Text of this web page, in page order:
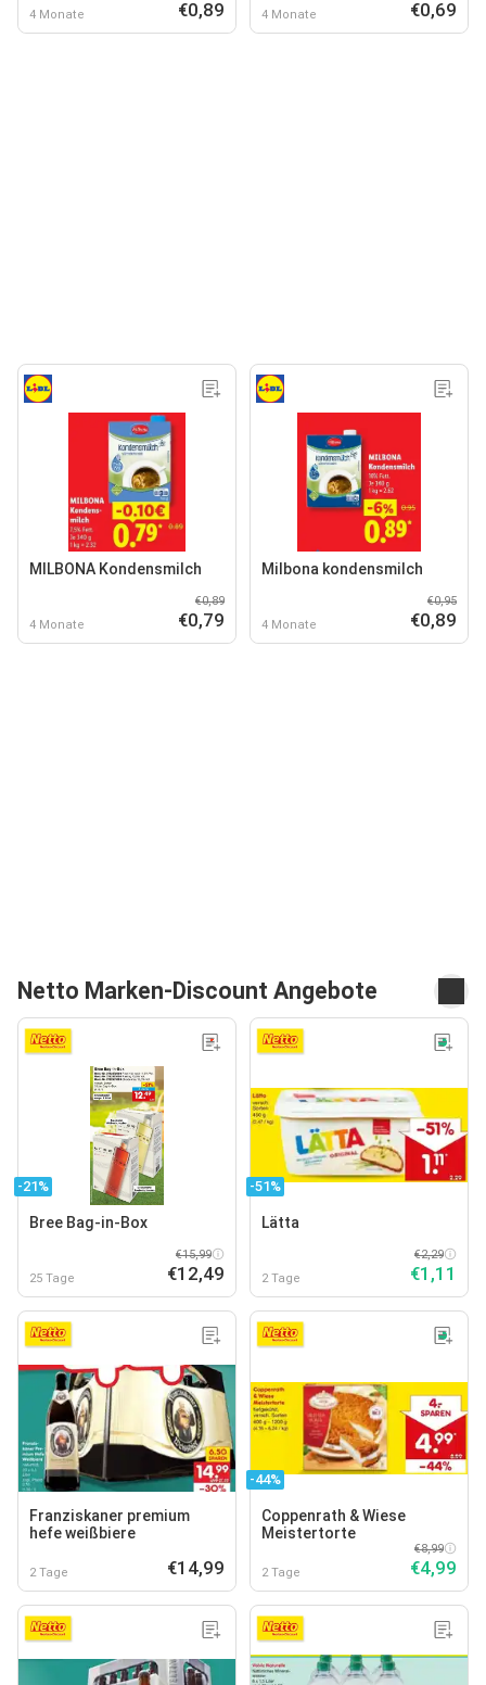
4 Monate €0,89 4 Monate €0,69
MILBONA Kondensmilch
4 Monate
€0,89
€0,79
Milbona kondensmilch
4 Monate
€0,95
€0,89
Netto Marken-Discount Angebote
-21%
Bree Bag-in-Box
25 Tage
€15,99
€12,49
-51%
Lätta
2 Tage
€2,29
€1,11
Franziskaner premium
hefe weißbiere
2 Tage €14,99
-44%
Coppenrath & Wiese
Meistertorte
2 Tage
€8,99
€4,99